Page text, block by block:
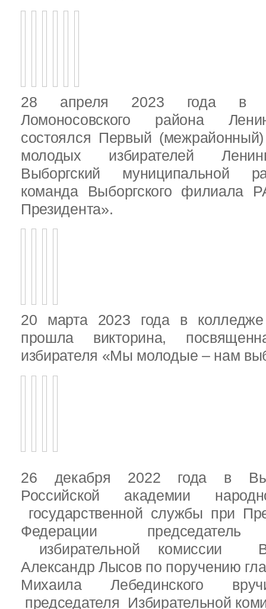
28 апреля 2023 года в
Ломоносовского района
состоялся Первый
молодых избирателей
Выборгский муниципальной
команда Выборгского филиала
Президента».
20 марта 2023 года в колледже
прошла викторина,
избирателя «Мы молодые – нам
26 декабря 2022 года в
Российской академии
государственной службы при
Федерации председатель
избирательной комиссии
Александр Лысов по поручению
Михаила Лебединского
председателя Избирательной